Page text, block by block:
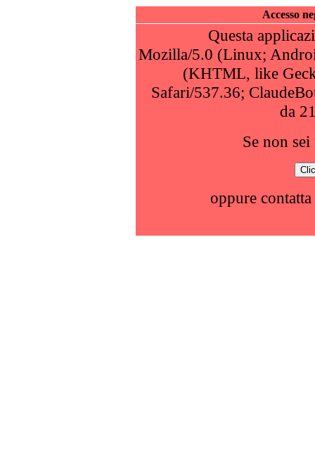
Accesso
Questa
Mozilla/5.0 (Linux;
(KHTML, like
Safari/537.36;
da
Se non
oppure